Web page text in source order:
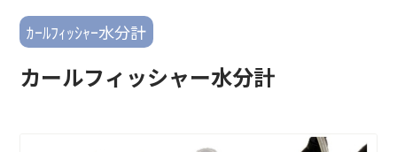
ｶｰﾙﾌｨｯｼｬｰ水分計
カールフィッシャー水分計